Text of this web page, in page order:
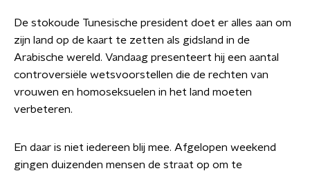
De stokoude Tunesische president doet er alles aan om
zijn land op de kaart te zetten als gidsland in de
Arabische wereld. Vandaag presenteert hij een aantal
controversiële wetsvoorstellen die de rechten van
vrouwen en homoseksuelen in het land moeten
verbeteren.
En daar is niet iedereen blij mee. Afgelopen weekend
gingen duizenden mensen de straat op om te